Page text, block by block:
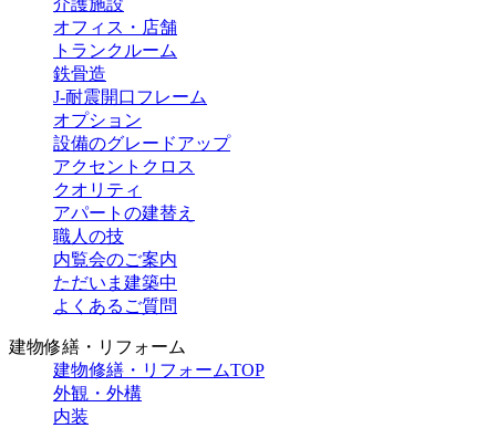
介護施設
オフィス・店舗
トランクルーム
鉄骨造
J-耐震開口フレーム
オプション
設備のグレードアップ
アクセントクロス
クオリティ
アパートの建替え
職人の技
内覧会のご案内
ただいま建築中
よくあるご質問
建物修繕・リフォーム
建物修繕・リフォームTOP
外観・外構
内装